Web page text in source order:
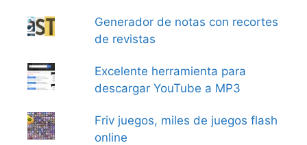
Generador de notas con recortes
de revistas
Excelente herramienta para
descargar YouTube a MP3
Friv juegos, miles de juegos flash
online